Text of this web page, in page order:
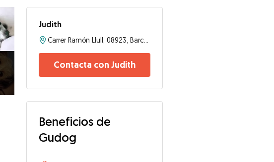
Judith
Contacta con Judith
Beneficios de
Gudog